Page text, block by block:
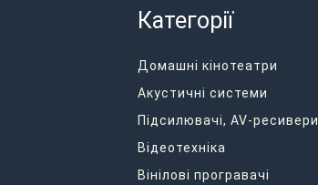
Категорії
Домашні кінотеатри
Акустичні системи
Підсилювачі, AV-ресивери
Відеотехніка
Вінілові програвачі